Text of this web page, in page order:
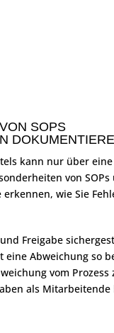
SOPS
kann nur über
von
wie Sie
Freigabe
Abweichung so
vom
als Mitarbeitende